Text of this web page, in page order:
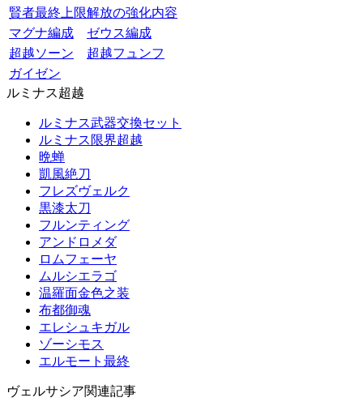
賢者最終上限解放の強化内容
マグナ編成
ゼウス編成
超越ソーン
超越フュンフ
ガイゼン
ルミナス超越
ルミナス武器交換セット
ルミナス限界超越
晩蝉
凱風絶刀
フレズヴェルク
黒漆太刀
フルンティング
アンドロメダ
ロムフェーヤ
ムルシエラゴ
温羅面金色之装
布都御魂
エレシュキガル
ゾーシモス
エルモート最終
ヴェルサシア関連記事